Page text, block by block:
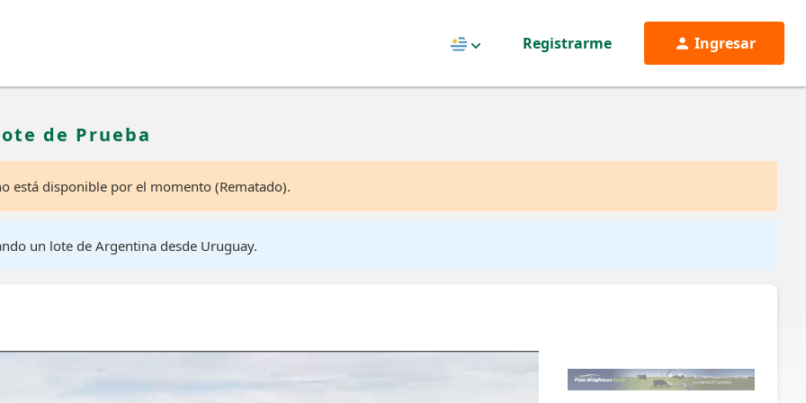
Uruguay
Registrarme Ingresar
de Prueba
está disponible por el momento (Rematado).
un lote de Argentina desde Uruguay.